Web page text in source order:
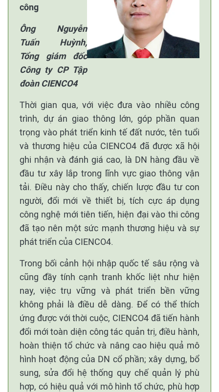
công
Ông Nguyễn
Tuấn Huỳnh,
Tổng giám đốc
Công ty CP Tập
đoàn CIENCO4
Thời gian qua, với việc đưa vào nhiều công
trình, dự án giao thông lớn, góp phần quan
trọng vào phát triển kinh tế đất nước, tên tuổi
và thương hiệu của CIENCO4 đã được xã hội
ghi nhận và đánh giá cao, là DN hàng đầu về
đầu tư xây lắp trong lĩnh vực giao thông vận
tải. Điều này cho thấy, chiến lược đầu tư con
người, đổi mới về thiết bị, tích cực áp dụng
công nghệ mới tiên tiến, hiện đại vào thi công
đã tạo nên một sức mạnh thương hiệu và sự
phát triển của CIENCO4.
Trong bối cảnh hội nhập quốc tế sâu rộng và
cũng đầy tính cạnh tranh khốc liệt như hiện
nay, việc trụ vững và phát triển bền vững
không phải là điều dễ dàng. Để có thể thích
ứng được với thời cuộc, CIENCO4 đã tiến hành
đổi mới toàn diện công tác quản trị, điều hành,
hoàn thiện tổ chức và nâng cao hiệu quả mô
hình hoạt động của DN cổ phần; xây dựng, bổ
sung, sửa đổi hệ thống quy chế quản lý phù
hợp, có hiệu quả với mô hình tổ chức, phù hợp